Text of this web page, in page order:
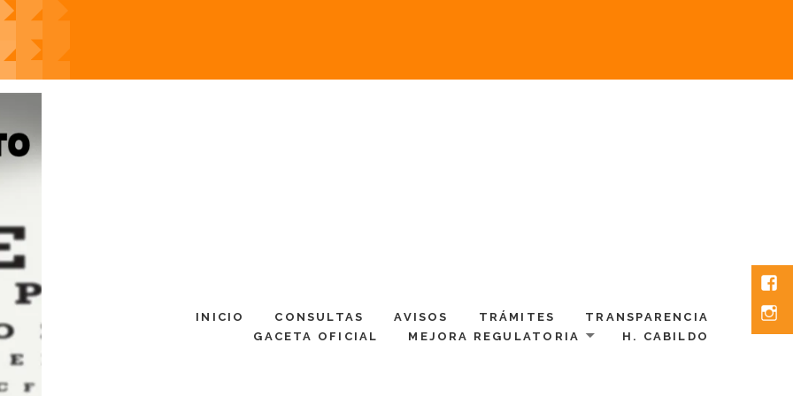
INICIO CONSULTAS AVISOS TRÁMITES
TRANSPARENCIA
GACETA OFICIAL
MEJORA REGULATORIA H. CABILDO